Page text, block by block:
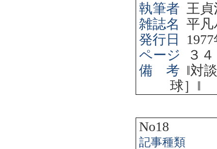
執筆者 王
雑誌名 平
発行日
1977
ページ
３
備 考 ‖対談
球］ ‖
No18
記事種類